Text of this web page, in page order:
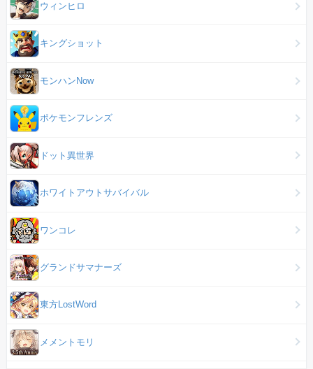
ウィンヒロ
キングショット
モンハンNow
ポケモンフレンズ
ドット異世界
ホワイトアウトサバイバル
ワンコレ
グランドサマナーズ
東方LostWord
メメントモリ